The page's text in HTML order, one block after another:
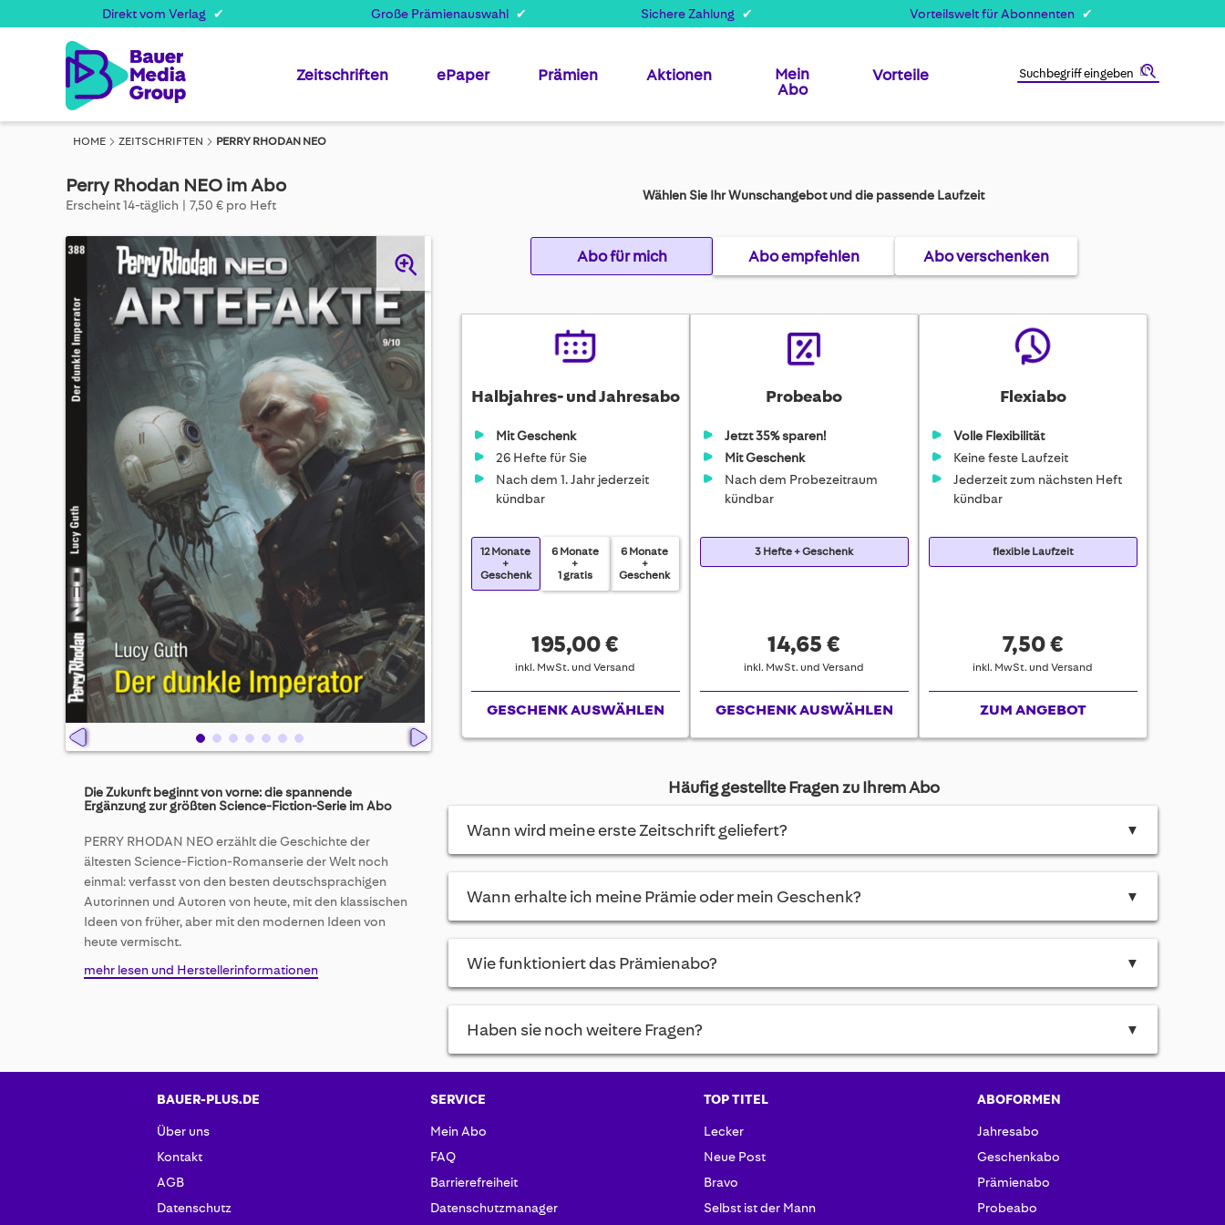
Direkt vom Verlag Große Prämienauswahl Sichere Zahlung Vorteilswelt für Abonnenten
Zeitschriften ePaper Prämien Aktionen
Mein
Abo
Vorteile
HOME ZEITSCHRIFTEN PERRY RHODAN NEO
Perry Rhodan NEO im Abo
Erscheint 14-täglich 7,50 € pro Heft
Skip
end
of
the
images
gallery
beginning
images
gallery
Die Zukunft beginnt von vorne: die spannende
Ergänzung zur größten Science-Fiction-Serie im Abo
PERRY RHODAN NEO erzählt die Geschichte der
ältesten Science-Fiction-Romanserie der Welt noch
einmal: verfasst von den besten deutschsprachigen
Autorinnen und Autoren von heute, mit den klassischen
Ideen von früher, aber mit den modernen Ideen von
heute vermischt.
mehr lesen und Herstellerinformationen
Wählen Sie Ihr Wunschangebot und die passende Laufzeit
Abo für mich Abo empfehlen Abo verschenken
Halbjahres- und Jahresabo
Mit Geschenk
26 Hefte für Sie
Nach dem 1. Jahr jederzeit
kündbar
12 Monate
+
Geschenk
6 Monate
+
1 gratis
6 Monate
+
Geschenk
195,00 €
inkl. MwSt. und Versand
GESCHENK AUSWÄHLEN
Probeabo
Jetzt 35% sparen!
Mit Geschenk
Nach dem Probezeitraum
kündbar
3 Hefte + Geschenk
14,65 €
inkl. MwSt. und Versand
GESCHENK AUSWÄHLEN
Flexiabo
Volle Flexibilität
Keine feste Laufzeit
Jederzeit zum nächsten Heft
kündbar
flexible Laufzeit
7,50 €
inkl. MwSt. und Versand
ZUM ANGEBOT
Häufig gestellte Fragen zu Ihrem Abo
Wann wird meine erste Zeitschrift geliefert? ▼
Wann erhalte ich meine Prämie oder mein Geschenk? ▼
Wie funktioniert das Prämienabo? ▼
Haben sie noch weitere Fragen? ▼
BAUER-PLUS.DE
Über uns
Kontakt
AGB
Datenschutz
SERVICE
Mein Abo
FAQ
Barrierefreiheit
Datenschutzmanager
TOP TITEL
Lecker
Neue Post
Bravo
Selbst ist der Mann
ABOFORMEN
Jahresabo
Geschenkabo
Prämienabo
Probeabo